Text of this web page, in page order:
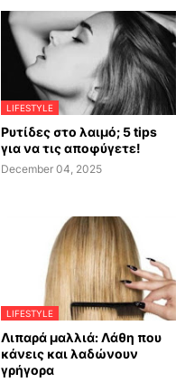
LIFESTYLE
Ρυτίδες στο λαιμό; 5 tips
για να τις αποφύγετε!
December 04, 2025
LIFESTYLE
Λιπαρά μαλλιά: Λάθη που
κάνεις και λαδώνουν
γρήγορα